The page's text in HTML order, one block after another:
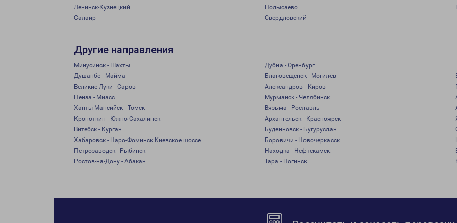
Ленинск-Кузнецкий
Полысаево
Салаир
Свердловский
Другие направления
Минусинск - Шахты Дубна - Оренбург
Душанбе - Майма
Благовещенск - Могилев
Великие Луки - Саров
Александров - Киров
Пенза - Миасс
Мурманск - Челябинск
Ханты-Мансийск - Томск
Вязьма - Рославль
Кропоткин - Южно-Сахалинск
Архангельск - Красноярск
Витебск - Курган
Буденновск - Бугуруслан
Хабаровск - Наро-Фоминск Киевское шоссе
Боровичи - Новочеркасск
Петрозаводск - Рыбинск
Находка - Нефтекамск
Ростов-на-Дону - Абакан
Тара - Ногинск